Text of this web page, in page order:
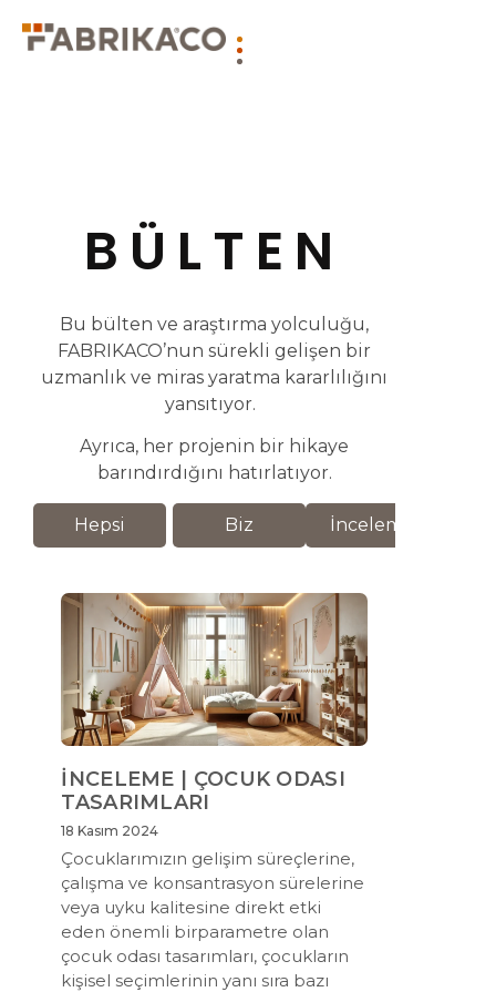
BÜLTEN
Bu bülten ve araştırma yolculuğu,
FABRIKACO’nun sürekli gelişen bir
uzmanlık ve miras yaratma kararlılığını
yansıtıyor.
Ayrıca, her projenin bir hikaye
barındırdığını hatırlatıyor.
Hepsi Biz İnceleme
İNCELEME | ÇOCUK ODASI
TASARIMLARI
18 Kasım 2024
Çocuklarımızın gelişim süreçlerine,
çalışma ve konsantrasyon sürelerine
veya uyku kalitesine direkt etki
eden önemli birparametre olan
çocuk odası tasarımları, çocukların
kişisel seçimlerinin yanı sıra bazı